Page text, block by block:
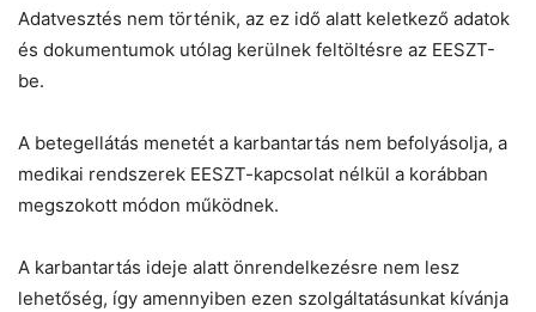
Adatvesztés nem történik, az ez idő alatt keletkező adatok
és dokumentumok utólag kerülnek feltöltésre az EESZT-
be.
A betegellátás menetét a karbantartás nem befolyásolja, a
medikai rendszerek EESZT-kapcsolat nélkül a korábban
megszokott módon működnek.
A karbantartás ideje alatt önrendelkezésre nem lesz
lehetőség, így amennyiben ezen szolgáltatásunkat kívánja